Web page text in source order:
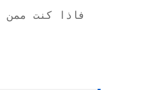
فاذا كنت ممن